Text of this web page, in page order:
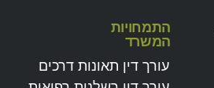
התמחויות
המשרד
עורך דין תאונות דרכים